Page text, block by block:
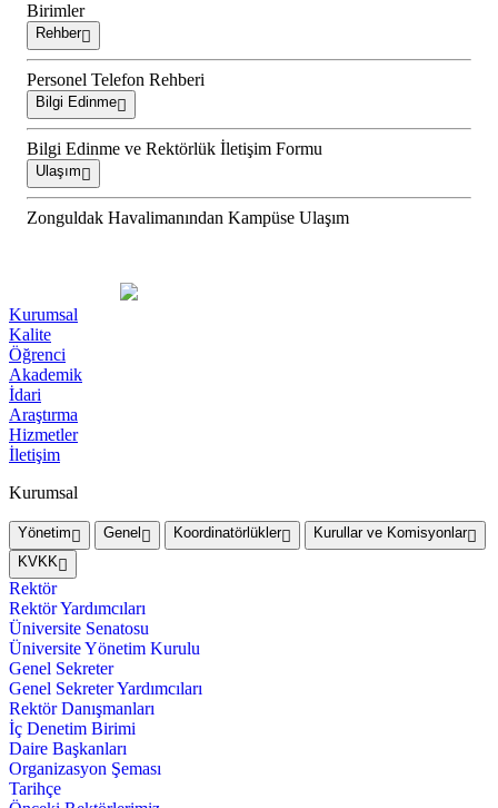
Birimler
Rehber
Personel Telefon Rehberi
Bilgi Edinme
Bilgi Edinme ve Rektörlük İletişim Formu
Ulaşım
Zonguldak Havalimanından Kampüse Ulaşım
Kurumsal
Kalite
Öğrenci
Akademik
İdari
Araştırma
Hizmetler
İletişim
Kurumsal
Yönetim Genel Koordinatörlükler
Kurullar ve Komisyonlar
KVKK
Rektör
Rektör Yardımcıları
Üniversite Senatosu
Üniversite Yönetim Kurulu
Genel Sekreter
Genel Sekreter Yardımcıları
Rektör Danışmanları
İç Denetim Birimi
Daire Başkanları
Organizasyon Şeması
Tarihçe